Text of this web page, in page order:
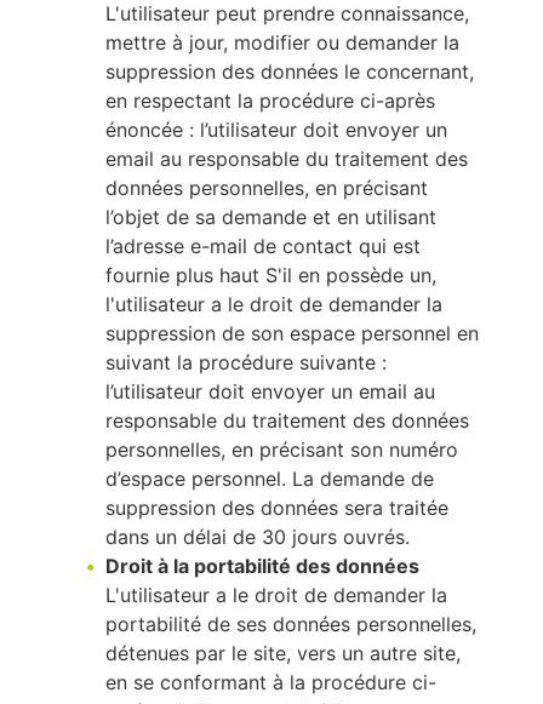
L'utilisateur peut prendre connaissance,
mettre à jour, modifier ou demander la
suppression des données le concernant,
en respectant la procédure ci-après
énoncée : l’utilisateur doit envoyer un
email au responsable du traitement des
données personnelles, en précisant
l’objet de sa demande et en utilisant
l’adresse e-mail de contact qui est
fournie plus haut S'il en possède un,
l'utilisateur a le droit de demander la
suppression de son espace personnel en
suivant la procédure suivante :
l’utilisateur doit envoyer un email au
responsable du traitement des données
personnelles, en précisant son numéro
d’espace personnel. La demande de
suppression des données sera traitée
dans un délai de 30 jours ouvrés.
Droit à la portabilité des données
L'utilisateur a le droit de demander la
portabilité de ses données personnelles,
détenues par le site, vers un autre site,
en se conformant à la procédure ci-